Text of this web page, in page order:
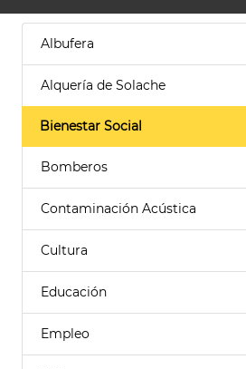
Albufera
Alquería de Solache
Bienestar Social
Bomberos
Contaminación Acústica
Cultura
Educación
Empleo